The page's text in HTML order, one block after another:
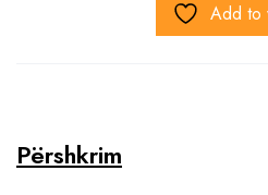
Add to
Përshkrim